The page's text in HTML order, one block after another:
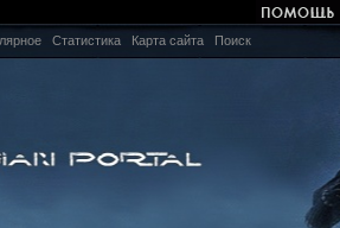
Статистика Карта сайта Поиск